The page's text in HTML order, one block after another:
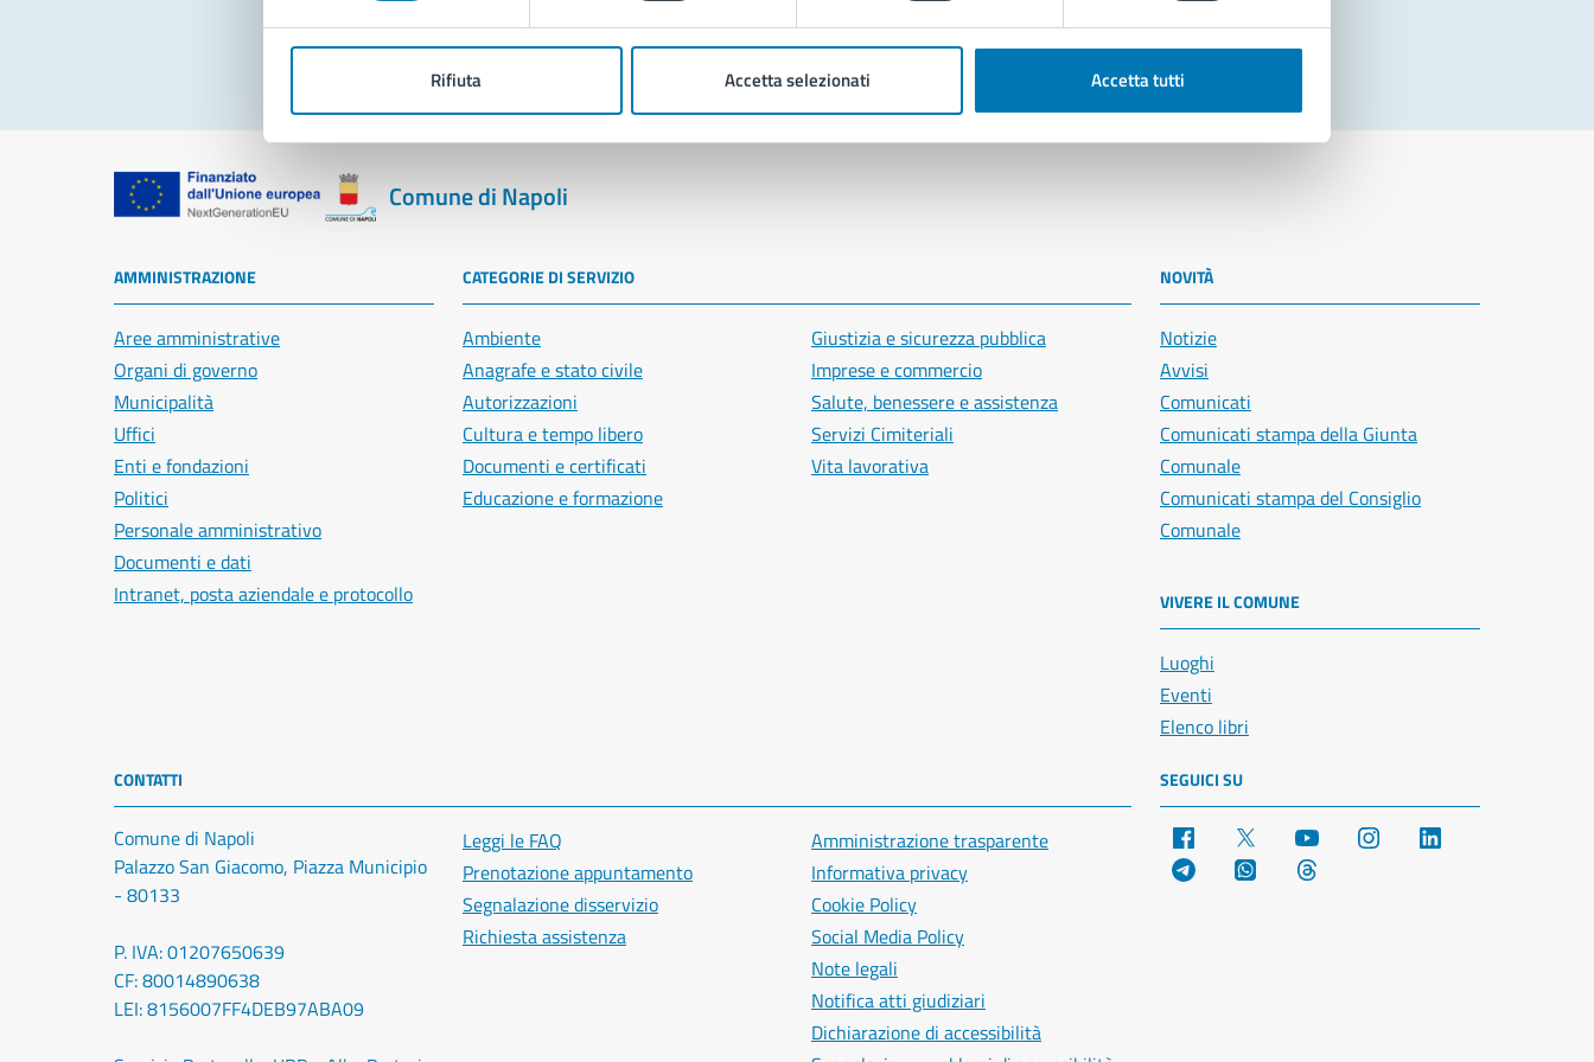
Rifiuta Accetta selezionati Accetta tutti
Segnala disservizio
Comune di Napoli
AMMINISTRAZIONE
Aree amministrative
Organi di governo
Municipalità
Uffici
Enti e fondazioni
Politici
Personale amministrativo
Documenti e dati
Intranet, posta aziendale e protocollo
CATEGORIE DI SERVIZIO
Ambiente
Anagrafe e stato civile
Autorizzazioni
Cultura e tempo libero
Documenti e certificati
Educazione e formazione
Giustizia e sicurezza pubblica
Imprese e commercio
Salute, benessere e assistenza
Servizi Cimiteriali
Vita lavorativa
NOVITÀ
Notizie
Avvisi
Comunicati
Comunicati stampa della Giunta
Comunale
Comunicati stampa del Consiglio
Comunale
VIVERE IL COMUNE
Luoghi
Eventi
Elenco libri
CONTATTI
Comune di Napoli
Palazzo San Giacomo, Piazza Municipio
- 80133
P. IVA: 01207650639
CF: 80014890638
LEI: 8156007FF4DEB97ABA09
Leggi le FAQ
Prenotazione appuntamento
Segnalazione disservizio
Richiesta assistenza
Amministrazione trasparente
Informativa privacy
Cookie Policy
Social Media Policy
Note legali
Notifica atti giudiziari
Dichiarazione di accessibilità
SEGUICI SU
Facebook YouTube Instagram
Telegram WhatsApp